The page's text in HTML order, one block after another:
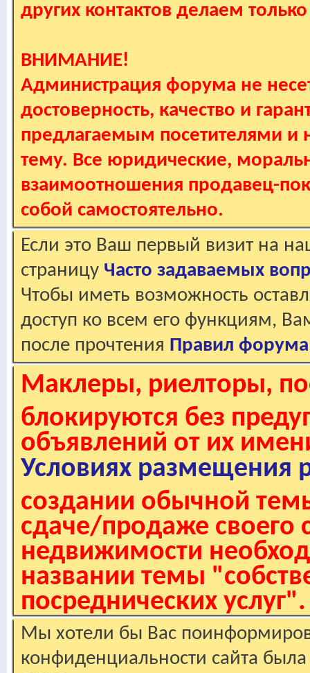
других контактов делаем
ВНИМАНИЕ!
Администрация форума не
достоверность, качество и
предлагаемым посетителями и
тему. Все юридические,
взаимоотношения продавец-
собой самостоятельно.
Если это Ваш первый визит на
страницу Часто задаваемых
Чтобы иметь возможность
доступ ко всем его функциям,
после прочтения Правил форума
Маклеры, риелторы,
блокируются без
объявлений от их
Условиях размещения
создании обычной
сдаче/продаже своего
недвижимости
названии темы
посреднических услуг".
Мы хотели бы Вас
конфиденциальности сайта